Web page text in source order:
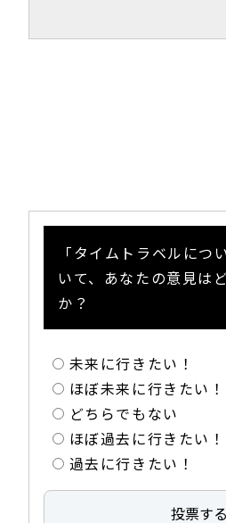
「タイムトラベルにつ
いて、あなたの意見は
か？
未来に行きたい！
ほぼ未来に行きたい！
どちらでもない
ほぼ過去に行きたい！
過去に行きたい！